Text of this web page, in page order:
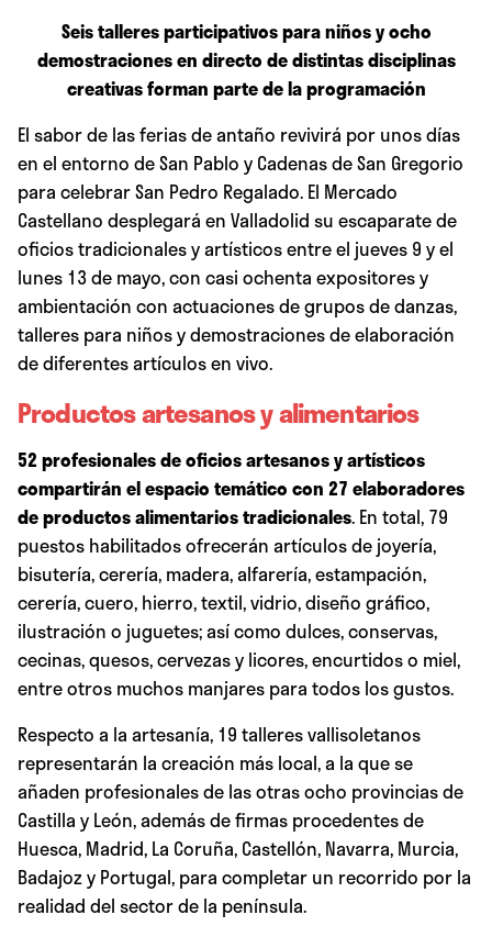
Seis talleres participativos para niños y ocho
demostraciones en directo de distintas disciplinas
creativas forman parte de la programación
El sabor de las ferias de antaño revivirá por unos días
en el entorno de San Pablo y Cadenas de San Gregorio
para celebrar San Pedro Regalado. El Mercado
Castellano desplegará en Valladolid su escaparate de
oficios tradicionales y artísticos entre el jueves 9 y el
lunes 13 de mayo, con casi ochenta expositores y
ambientación con actuaciones de grupos de danzas,
talleres para niños y demostraciones de elaboración
de diferentes artículos en vivo.
Productos artesanos y alimentarios
52 profesionales de oficios artesanos y artísticos
compartirán el espacio temático con 27 elaboradores
de productos alimentarios tradicionales. En total, 79
puestos habilitados ofrecerán artículos de joyería,
bisutería, cerería, madera, alfarería, estampación,
cerería, cuero, hierro, textil, vidrio, diseño gráfico,
ilustración o juguetes; así como dulces, conservas,
cecinas, quesos, cervezas y licores, encurtidos o miel,
entre otros muchos manjares para todos los gustos.
Respecto a la artesanía, 19 talleres vallisoletanos
representarán la creación más local, a la que se
añaden profesionales de las otras ocho provincias de
Castilla y León, además de firmas procedentes de
Huesca, Madrid, La Coruña, Castellón, Navarra, Murcia,
Badajoz y Portugal, para completar un recorrido por la
realidad del sector de la península.